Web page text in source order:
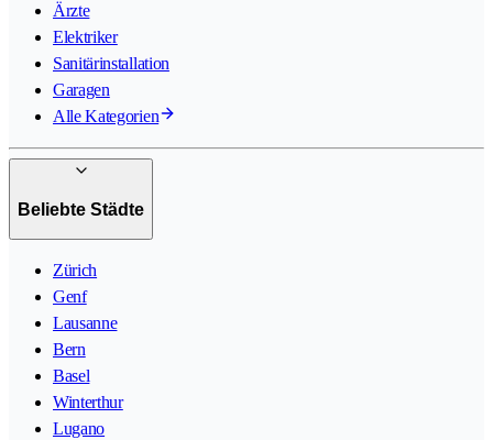
Ärzte
Elektriker
Sanitärinstallation
Garagen
Alle Kategorien
Beliebte Städte
Zürich
Genf
Lausanne
Bern
Basel
Winterthur
Lugano